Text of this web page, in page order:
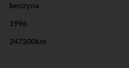
benzyna
1996
247200km